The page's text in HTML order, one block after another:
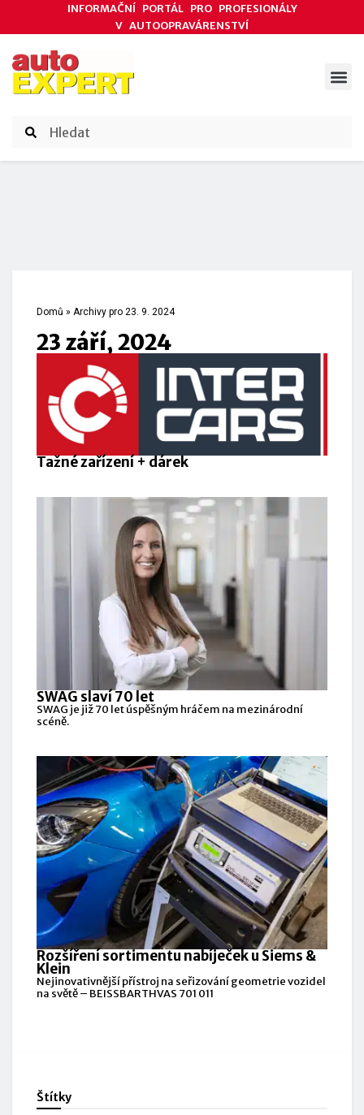
INFORMAČNÍ PORTÁL PRO PROFESIONÁLY
V AUTOOPRAVÁRENSTVÍ
Domů » Archivy pro 23. 9. 2024
23 září, 2024
Tažné zařízení + dárek
SWAG slaví 70 let
SWAG je již 70 let úspěšným hráčem na mezinárodní
scéně.
Rozšíření sortimentu nabíječek u Siems &
Klein
Nejinovativnější přístroj na seřizování geometrie vozidel
na světě – BEISSBARTHVAS 701 011
Štítky